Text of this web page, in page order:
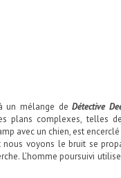
un mélange deDétective
plans complexes, telles
avec un chien, est
voyons le bruit se
L’homme poursuivi